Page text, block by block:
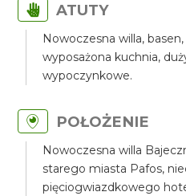
ATUTY
Nowoczesna willa,
wyposażona kuchnia,
wypoczynkowe.
POŁOŻENIE
Nowoczesna willa
starego miasta Pafos,
pięciogwiazdkowego